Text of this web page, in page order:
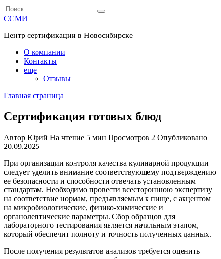
Перейти
к
Search
for:
ССМИ
Центр сертификации в Новосибирске
О компании
Контакты
еще
Отзывы
Главная страница
Сертификация готовых блюд
Автор Юрий На чтение 5 мин Просмотров 2 Опубликовано
20.09.2025
При организации контроля качества кулинарной продукции
следует уделить внимание соответствующему подтверждению
ее безопасности и способности отвечать установленным
стандартам. Необходимо провести всестороннюю экспертизу
на соответствие нормам, предъявляемым к пище, с акцентом
на микробиологические, физико-химические и
органолептические параметры. Сбор образцов для
лабораторного тестирования является начальным этапом,
который обеспечит полноту и точность полученных данных.
После получения результатов анализов требуется оценить